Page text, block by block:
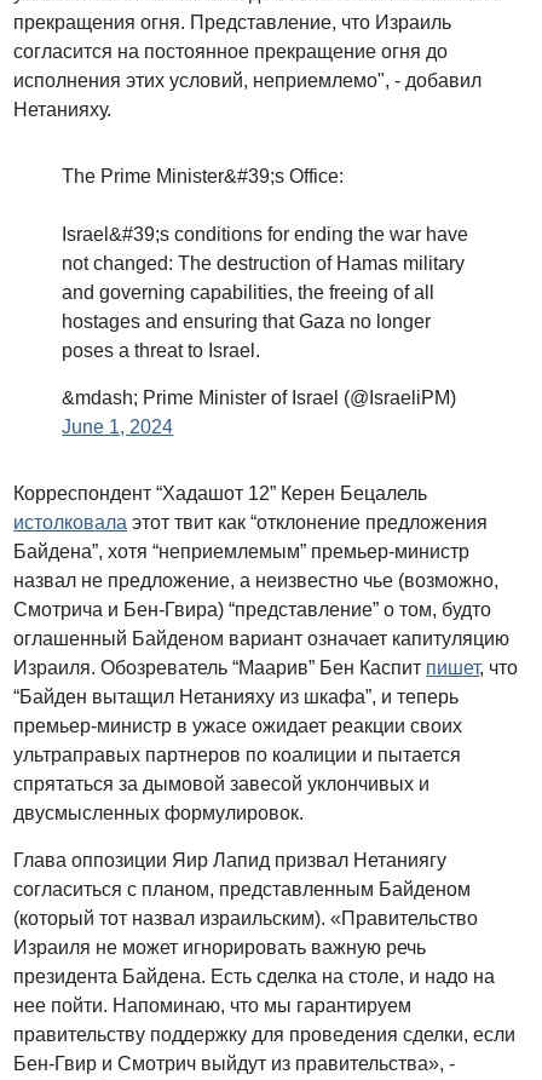
прекращения огня. Представление, что Израиль
согласится на постоянное прекращение огня до
исполнения этих условий, неприемлемо", - добавил
Нетанияху.
The Prime Minister&#39;s Office:
Israel&#39;s conditions for ending the war have
not changed: The destruction of Hamas military
and governing capabilities, the freeing of all
hostages and ensuring that Gaza no longer
poses a threat to Israel.
&mdash; Prime Minister of Israel (@IsraeliPM)
June 1, 2024
Корреспондент “Хадашот 12” Керен Бецалель
истолковала этот твит как “отклонение предложения
Байдена”, хотя “неприемлемым” премьер-министр
назвал не предложение, а неизвестно чье (возможно,
Смотрича и Бен-Гвира) “представление” о том, будто
оглашенный Байденом вариант означает капитуляцию
Израиля. Обозреватель “Маарив” Бен Каспит пишет, что
“Байден вытащил Нетанияху из шкафа”, и теперь
премьер-министр в ужасе ожидает реакции своих
ультраправых партнеров по коалиции и пытается
спрятаться за дымовой завесой уклончивых и
двусмысленных формулировок.
Глава оппозиции Яир Лапид призвал Нетаниягу
согласиться с планом, представленным Байденом
(который тот назвал израильским). «Правительство
Израиля не может игнорировать важную речь
президента Байдена. Есть сделка на столе, и надо на
нее пойти. Напоминаю, что мы гарантируем
правительству поддержку для проведения сделки, если
Бен-Гвир и Смотрич выйдут из правительства», -